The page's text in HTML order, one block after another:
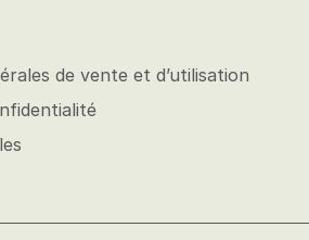
de vente et d’utilisation